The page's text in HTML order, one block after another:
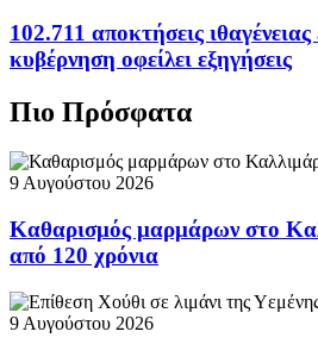
102.711 αποκτήσεις
κυβέρνηση οφείλει εξηγήσεις
Πιο Πρόσφατα
9 Αυγούστου 2026
Καθαρισμός μαρμάρων στο
από 120 χρόνια
9 Αυγούστου 2026